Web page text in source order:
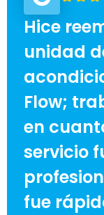
Hice
unidad
Flow;
en
servicio
fue